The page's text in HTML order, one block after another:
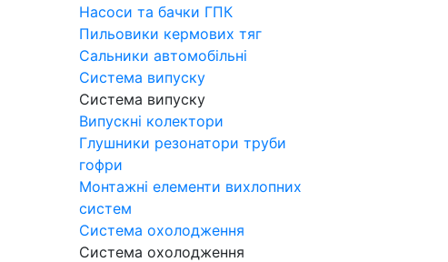
Насоси та бачки ГПК
Пильовики кермових тяг
Сальники автомобільні
Система випуску
Система випуску
Випускні колектори
Глушники резонатори труби
гофри
Монтажні елементи вихлопних
систем
Система охолодження
Система охолодження